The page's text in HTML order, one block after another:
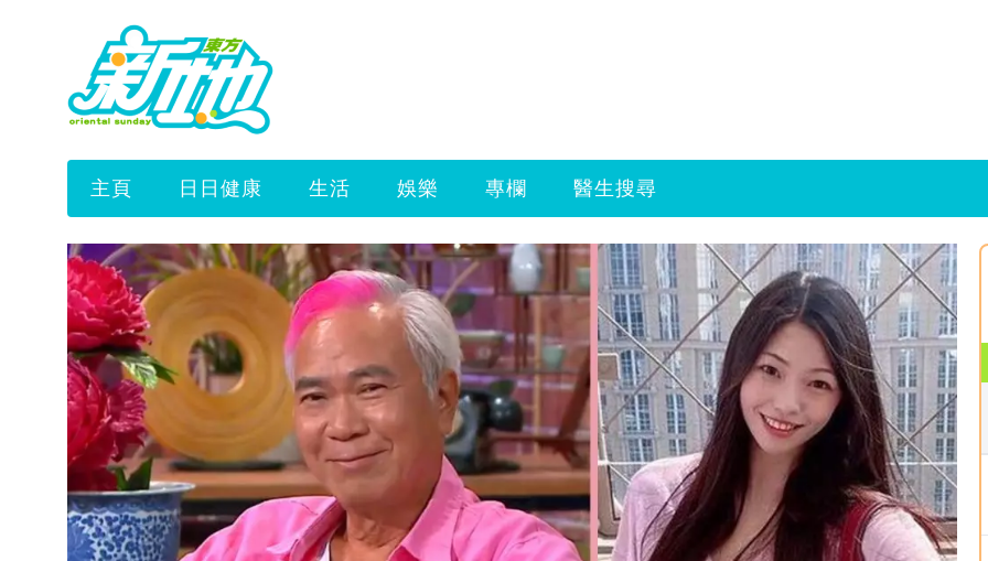
主頁 日日健康 生活 娛樂 專欄 醫生搜尋